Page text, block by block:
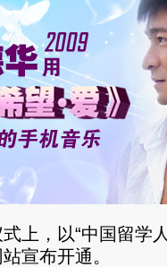
上，以“中国留学
宣布开通。